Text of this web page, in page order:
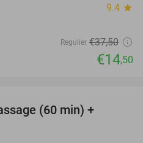
9.4 star
Regulier €37,50
€14,50
(60 min) +